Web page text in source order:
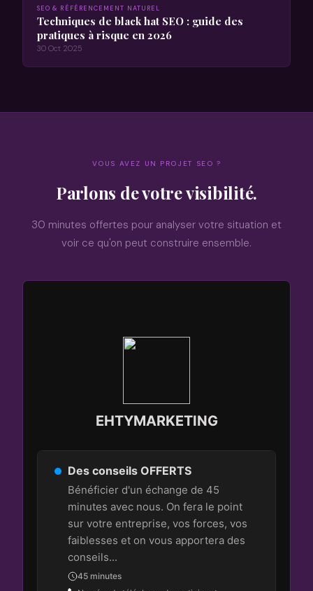
SEO & RÉFÉRENCEMENT NATUREL
Techniques de black hat SEO : guide des
pratiques à risque en 2026
30 Oct 2025
VOUS AVEZ UN PROJET SEO ?
Parlons de votre visibilité.
30 minutes offertes pour analyser votre situation et
voir ce qu'on peut construire ensemble.